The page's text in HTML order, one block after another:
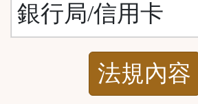
銀行局/信用卡
法規內容